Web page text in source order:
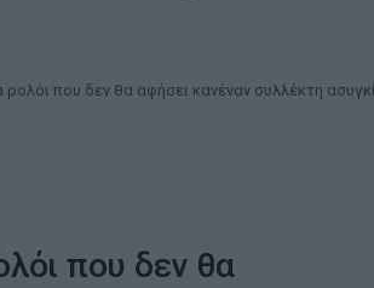
που δεν θα αφήσει κανέναν συλλέκτη
που δεν θα